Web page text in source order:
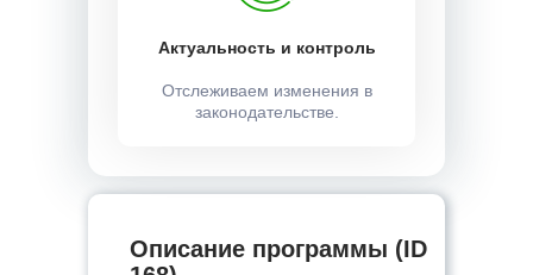
Актуальность и контроль
Отслеживаем изменения в
законодательстве.
Описание программы (ID